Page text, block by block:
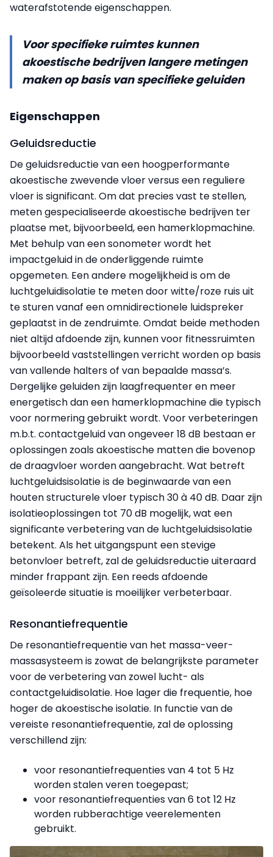
waterafstotende eigenschappen.
Voor specifieke ruimtes kunnen
akoestische bedrijven langere metingen
maken op basis van specifieke geluiden
Eigenschappen
Geluidsreductie
De geluidsreductie van een hoogperformante
akoestische zwevende vloer versus een reguliere
vloer is significant. Om dat precies vast te stellen,
meten gespecialiseerde akoestische bedrijven ter
plaatse met, bijvoorbeeld, een hamerklopmachine.
Met behulp van een sonometer wordt het
impactgeluid in de onderliggende ruimte
opgemeten. Een andere mogelijkheid is om de
luchtgeluidisolatie te meten door witte/roze ruis uit
te sturen vanaf een omnidirectionele luidspreker
geplaatst in de zendruimte. Omdat beide methoden
niet altijd afdoende zijn, kunnen voor fitnessruimten
bijvoorbeeld vaststellingen verricht worden op basis
van vallende halters of van bepaalde massa’s.
Dergelijke geluiden zijn laag­frequenter en meer
energetisch dan een hamerklopmachine die typisch
voor normering gebruikt wordt. Voor verbeteringen
m.b.t. contactgeluid van ongeveer 18 dB bestaan er
oplossingen zoals akoestische matten die bovenop
de draagvloer worden aangebracht. Wat betreft
luchtgeluidsisolatie is de beginwaarde van een
houten structurele vloer typisch 30 à 40 dB. Daar zijn
isolatieoplossingen tot 70 dB mogelijk, wat een
significante verbetering van de luchtgeluidsisolatie
betekent. Als het uitgangspunt een stevige
betonvloer betreft, zal de geluidsreductie uiteraard
minder frappant zijn. Een reeds afdoende
geïsoleerde situatie is moeilijker verbeterbaar.
Resonantiefrequentie
De resonantiefrequentie van het massa-veer-
massasysteem is zowat de belangrijkste parameter
voor de verbetering van zowel lucht- als
contactgeluidisolatie. Hoe lager die frequentie, hoe
hoger de akoestische isolatie. In functie van de
vereiste resonantiefrequentie, zal de oplossing
verschillend zijn:
voor resonantiefrequenties van 4 tot 5 Hz
worden stalen veren toegepast;
voor resonantiefrequenties van 6 tot 12 Hz
worden rubberachtige veerelementen
gebruikt.